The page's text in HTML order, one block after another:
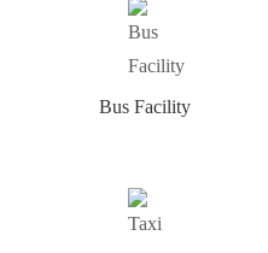
Bus Facility